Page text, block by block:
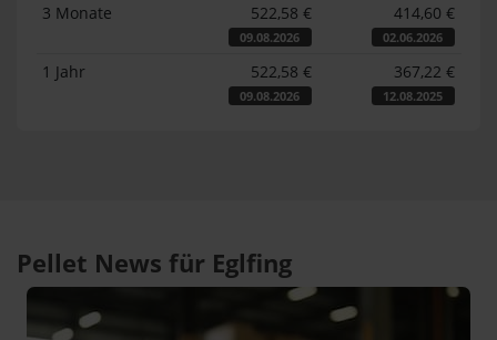
3 Monate 522,58 €
09.08.2026
414,60 €
02.06.2026
1 Jahr 522,58 €
09.08.2026
367,22 €
12.08.2025
Pellet News für Eglfing